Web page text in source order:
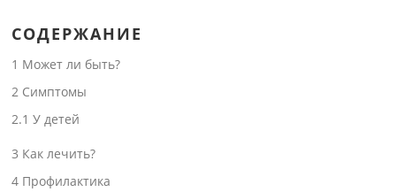
СОДЕРЖАНИЕ
1 Может ли быть?
2 Симптомы
2.1 У детей
3 Как лечить?
4 Профилактика